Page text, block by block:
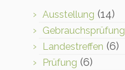
Ausstellung (14)
Gebrauchsprüfung
Landestreffen (6)
Prüfung (6)